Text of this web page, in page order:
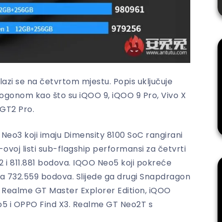
se na četvrtom mjestu. Popis uključuje
kao što su iQOO 9, iQOO 9 Pro, Vivo X
Pro.
koji imaju Dimensity 8100 SoC rangirani
ovoj listi sub-flagship performansi za četvrti
811.881 bodova. IQOO Neo5 koji pokreće
bodova. Slijede ga drugi Snapdragon
GT Master Explorer Edition, iQOO
i OPPO Find X3. Realme GT Neo2T s